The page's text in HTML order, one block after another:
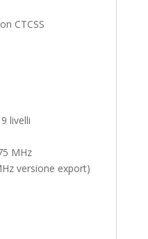
CTCSS
livelli
MHz
versione export)